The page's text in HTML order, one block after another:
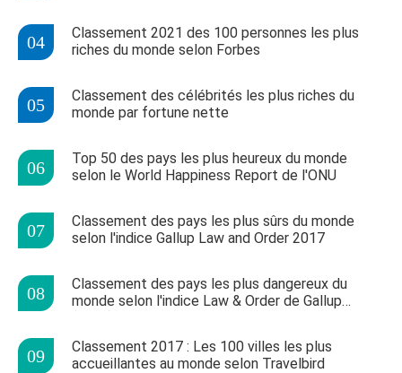
Classement 2021 des 100 personnes les plus
riches du monde selon Forbes
Classement des célébrités les plus riches du
monde par fortune nette
Top 50 des pays les plus heureux du monde
selon le World Happiness Report de l'ONU
Classement des pays les plus sûrs du monde
selon l'indice Gallup Law and Order 2017
Classement des pays les plus dangereux du
monde selon l'indice Law & Order de Gallup
Classement 2017 : Les 100 villes les plus
accueillantes au monde selon Travelbird